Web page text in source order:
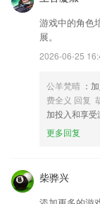
增加游戏化成绩积分
新增查看所有带权限
感谢大家的支持，我
联系我们
以上就是kook网页
用商店进行打分评
优化修改。
游戏中的角色
展。
2026-06-25
公羊梵晴 ：
费全义 回复
加投入和享受
更多回复
柴骅兴